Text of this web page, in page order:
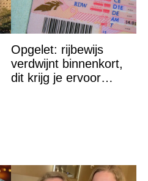
Opgelet: rijbewijs
verdwijnt binnenkort,
dit krijg je ervoor